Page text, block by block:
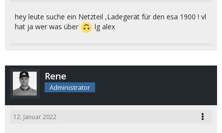
hey leute suche ein Netzteil ,Ladegerät für den esa 1900 ! vl
hat ja wer was über
lg alex
Rene
Administrator
12. Januar 2022